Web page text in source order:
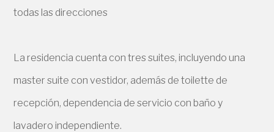
todas las direcciones
La residencia cuenta con tres suites, incluyendo una
master suite con vestidor, además de toilette de
recepción, dependencia de servicio con baño y
lavadero independiente.